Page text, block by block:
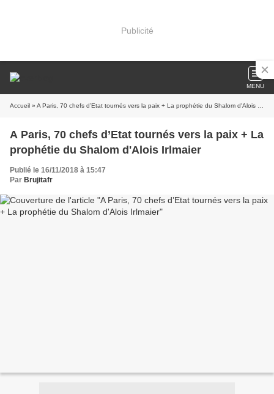
Publicité
MENU
Accueil » A Paris, 70 chefs d’Etat tournés vers la paix + La prophétie du Shalom d'Alois Irlmaier
A Paris, 70 chefs d’Etat tournés vers la paix + La
prophétie du Shalom d'Alois Irlmaier
Publié le 16/11/2018 à 15:47
Par Brujitafr